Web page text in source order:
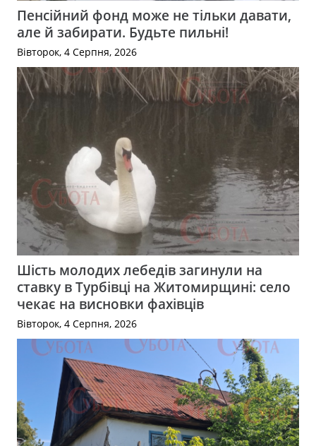
Пенсійний фонд може не тільки давати,
але й забирати. Будьте пильні!
Вівторок, 4 Серпня, 2026
Шість молодих лебедів загинули на
ставку в Турбівці на Житомирщині: село
чекає на висновки фахівців
Вівторок, 4 Серпня, 2026